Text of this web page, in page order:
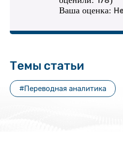
Ваша оценка:
Темы статьи
#Переводная аналитика